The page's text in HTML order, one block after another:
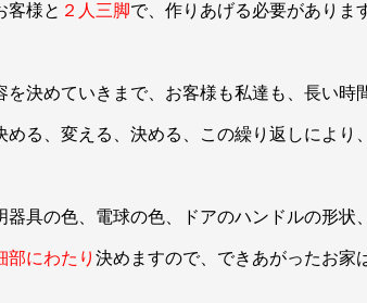
客様と ２人三脚で、作りあげる必要があり
決めていきまで、お客様も私達も、長い時
る、変える、決める、この繰り返しにより、
器具の色、電球の色、ドアのハンドルの形状
部にわたり 決めますので、できあがったお家